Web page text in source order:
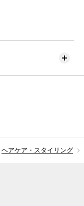
ヘアケア・スタイリング